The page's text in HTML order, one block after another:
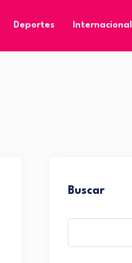
Deportes Internacional
Buscar